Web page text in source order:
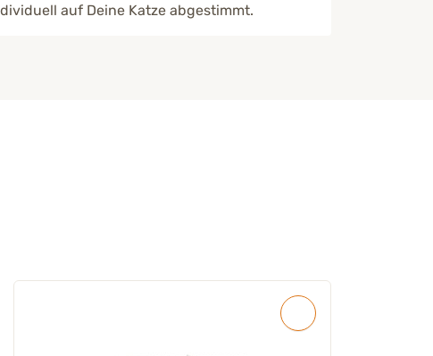
auf Deine Katze abgestimmt.